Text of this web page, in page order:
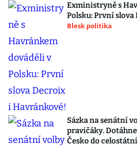
Exministryně s
Polsku: První
Blesk politika
Sázka na senátní
pravičáky.
Česko do